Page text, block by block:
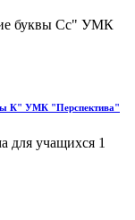
буквы Сс" УМК
К" УМК "Перспектива"
для учащихся 1